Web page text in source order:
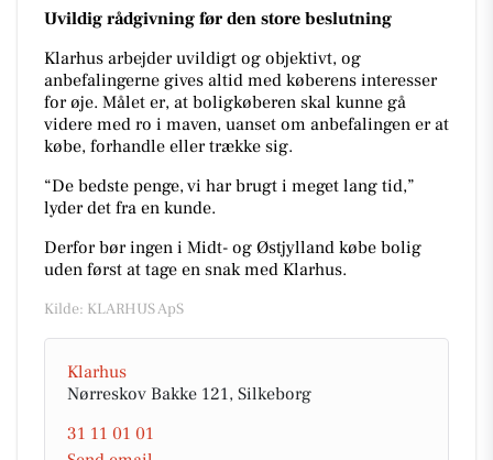
Uvildig rådgivning før den store beslutning
Klarhus arbejder uvildigt og objektivt, og
anbefalingerne gives altid med køberens interesser
for øje. Målet er, at boligkøberen skal kunne gå
videre med ro i maven, uanset om anbefalingen er at
købe, forhandle eller trække sig.
“De bedste penge, vi har brugt i meget lang tid,”
lyder det fra en kunde.
Derfor bør ingen i Midt- og Østjylland købe bolig
uden først at tage en snak med Klarhus.
Kilde: KLARHUS ApS
Klarhus
Nørreskov Bakke 121, Silkeborg
31 11 01 01